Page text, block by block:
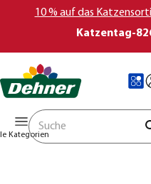
10 % auf das
Katzentag-
Kategorien